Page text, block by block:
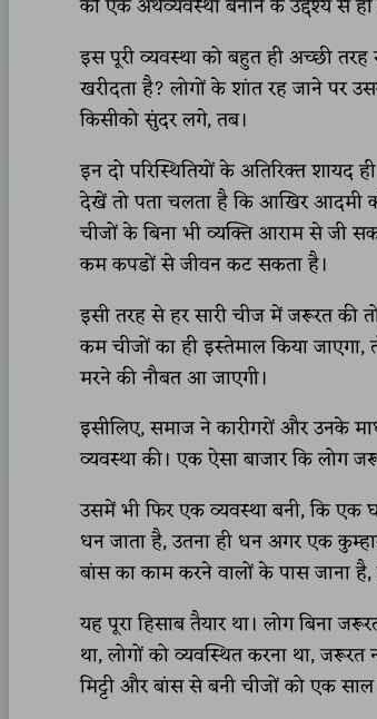
की एक अर्थव्यवस्था बनाने के उद्देश्य से
इस पूरी व्यवस्था को बहुत ही अच्छी
खरीदता है? लोगों के शांत रह जाने पर
किसीको सुंदर लगे, तब।
इन दो परिस्थितियों के अतिरिक्त
देखें तो पता चलता है कि आखिर आदमी
चीजों के बिना भी व्यक्ति आराम से जी
कम कपडों से जीवन कट सकता है।
इसी तरह से हर सारी चीज में जरूरत की
कम चीजों का ही इस्तेमाल किया
मरने की नौबत आ जाएगी।
इसीलिए, समाज ने कारीगरों और उनके
व्यवस्था की। एक ऐसा बाजार कि लोग
उसमें भी फिर एक व्यवस्था बनी, कि एक
धन जाता है, उतना ही धन अगर एक
बांस का काम करने वालों के पास जाना
यह पूरा हिसाब तैयार था। लोग बिना
था, लोगों को व्यवस्थित करना था,
मिट्टी और बांस से बनी चीजों को एक